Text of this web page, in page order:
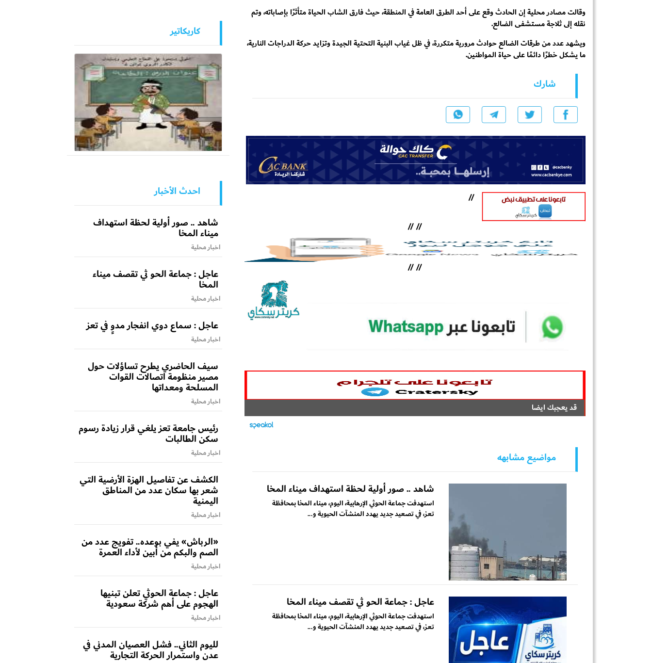
وقالت مصادر محلية إن الحادث وقع على أحد الطرق العامة في المنطقة، حيث فارق الشاب الحياة متأثرًا بإصاباته، وتم
نقله إلى ثلاجة مستشفى الضالع.
ويشهد عدد من طرقات الضالع حوادث مرورية متكررة، في ظل غياب البنية التحتية الجيدة وتزايد حركة الدراجات النارية،
ما يشكل خطرًا دائمًا على حياة المواطنين.
شارك
//
//
//
//
//
قد يعجبك ايضا
مواضيع مشابهه
شاهد .. صور أولية لحظة استهداف ميناء المخا
استهدفت جماعة الحوثي الإرهابية، اليوم، ميناء المخا بمحافظة
تعز، في تصعيد جديد يهدد المنشآت الحيوية و...
عاجل : جماعة الحو ثي تقصف ميناء المخا
استهدفت جماعة الحوثي الإرهابية، اليوم، ميناء المخا بمحافظة
تعز، في تصعيد جديد يهدد المنشآت الحيوية و...
كاريكاتير
احدث الأخبار
شاهد .. صور أولية لحظة استهداف
ميناء المخا
اخبار محلية
عاجل : جماعة الحو ثي تقصف ميناء
المخا
اخبار محلية
عاجل : سماع دوي انفجار مدوٍ في تعز
اخبار محلية
سيف الحاضري يطرح تساؤلات حول
مصير منظومة اتصالات القوات
المسلحة ومعداتها
اخبار محلية
رئيس جامعة تعز يلغي قرار زيادة رسوم
سكن الطالبات
اخبار محلية
الكشف عن تفاصيل الهزة الأرضية التي
شعر بها سكان عدد من المناطق
اليمنية
اخبار محلية
«الرباش» يفي بوعده.. تفويج عدد من
الصم والبكم من أبين لأداء العمرة
اخبار محلية
عاجل : جماعة الحوثي تعلن تبنيها
الهجوم على أهم شركة سعودية
اخبار محلية
لليوم الثاني.. فشل العصيان المدني في
عدن واستمرار الحركة التجارية